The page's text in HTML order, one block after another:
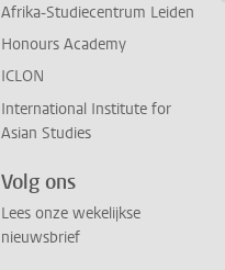
Afrika-Studiecentrum Leiden
Honours Academy
ICLON
International Institute for
Asian Studies
Volg ons
Lees onze wekelijkse
nieuwsbrief